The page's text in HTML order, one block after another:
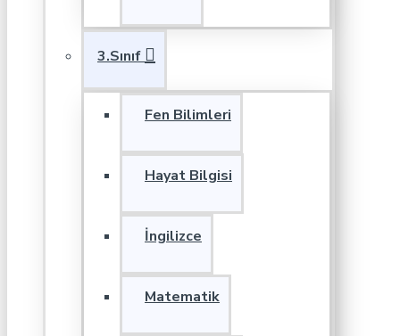
3.Sınıf
Fen Bilimleri
Hayat Bilgisi
İngilizce
Matematik